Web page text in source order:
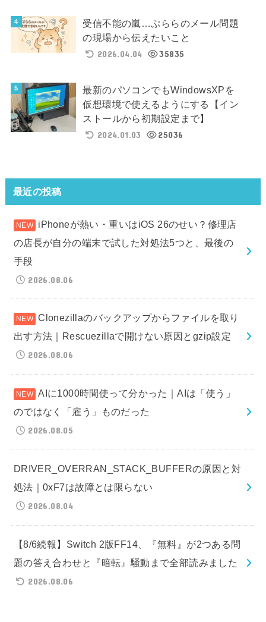
受信不能の嵐…ぷららのメール問題
の現場から伝えたいこと
2026.04.04
35835
最新のパソコンでもWindowsXPを
仮想環境で使えるようにする【イン
ストールから初期設定まで】
2024.01.03
25036
最近の投稿
iPhoneが熱い・重いはiOS 26のせい？修理店
の店長が自分の端末で試した対処法5つと、最後の
手段
2026.08.06
Clonezillaのバックアップからファイルを取り
出す方法｜Rescuezillaで開けない原因とgzip設定
2026.08.06
AIに1000時間使って分かった｜AIは「使う」
のではなく「雇う」ものだった
2026.08.05
DRIVER_OVERRAN_STACK_BUFFERの原因と対
処法｜0xF7は故障とは限らない
2026.08.04
【8/6続報】Switch 2版FF14、『無料』が2つある問
題の答え合わせと『暗転』騒動まで全部読みました
2026.08.06